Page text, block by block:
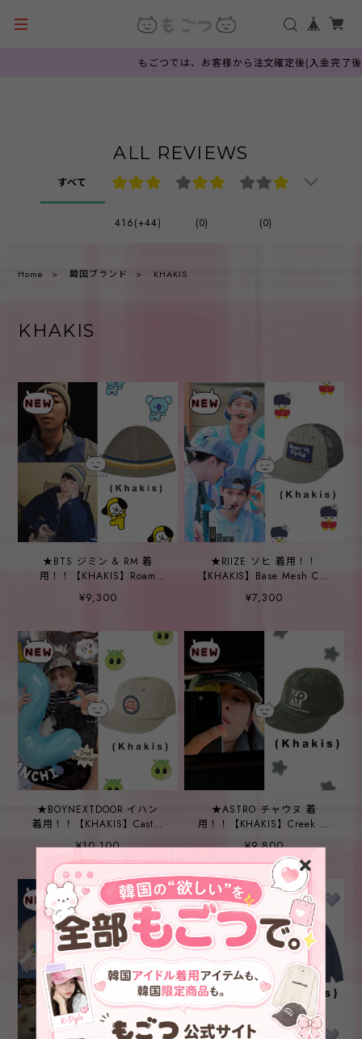
もごつでは、お客様から注文確定後(入金完了後
ALL REVIEWS
すべて
416(+44) (0) (0)
Home 韓国ブランド KHAKIS
KHAKIS
★BTS ジミン & RM 着
用！！【KHAKIS】Roam
¥9,300
★RIIZE ソヒ 着用！！
【KHAKIS】Base Mesh Cap
¥7,300
★BOYNEXTDOOR イハン
着用！！【KHAKIS】Caster
Cap Grey
¥10,100
★ASTRO チャウヌ 着
用！！【KHAKIS】Creek 5P
Cap Dusty Green
¥9,800